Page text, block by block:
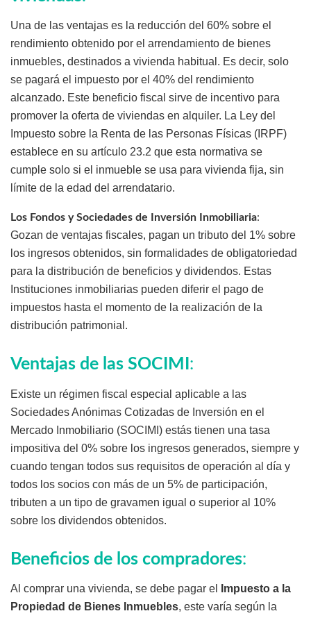
Una de las ventajas es la reducción del 60% sobre el
rendimiento obtenido por el arrendamiento de bienes
inmuebles, destinados a vivienda habitual. Es decir, solo
se pagará el impuesto por el 40% del rendimiento
alcanzado. Este beneficio fiscal sirve de incentivo para
promover la oferta de viviendas en alquiler. La Ley del
Impuesto sobre la Renta de las Personas Físicas (IRPF)
establece en su artículo 23.2 que esta normativa se
cumple solo si el inmueble se usa para vivienda fija, sin
límite de la edad del arrendatario.
Los Fondos y Sociedades de Inversión Inmobiliaria:
Gozan de ventajas fiscales, pagan un tributo del 1% sobre
los ingresos obtenidos, sin formalidades de obligatoriedad
para la distribución de beneficios y dividendos. Estas
Instituciones inmobiliarias pueden diferir el pago de
impuestos hasta el momento de la realización de la
distribución patrimonial.
Ventajas de las SOCIMI :
Existe un régimen fiscal especial aplicable a las
Sociedades Anónimas Cotizadas de Inversión en el
Mercado Inmobiliario (SOCIMI) estás tienen una tasa
impositiva del 0% sobre los ingresos generados, siempre y
cuando tengan todos sus requisitos de operación al día y
todos los socios con más de un 5% de participación,
tributen a un tipo de gravamen igual o superior al 10%
sobre los dividendos obtenidos.
Beneficios de los compradores:
Al comprar una vivienda, se debe pagar el
Impuesto a la
Propiedad de Bienes Inmuebles, este varía según la